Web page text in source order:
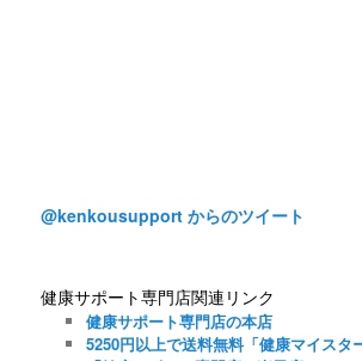
@kenkousupport からのツイート
健康サポート専門店関連リンク
健康サポート専門店の本店
5250円以上で送料無料「健康マイスタ